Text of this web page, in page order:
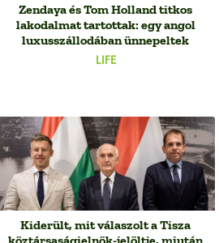
LIFE
Zendaya és Tom Holland titkos
lakodalmat tartottak: egy angol
luxusszállodában ünnepeltek
Kiderült, mit válaszolt a Tisza
köztársaságielnök-jelöltje, miután